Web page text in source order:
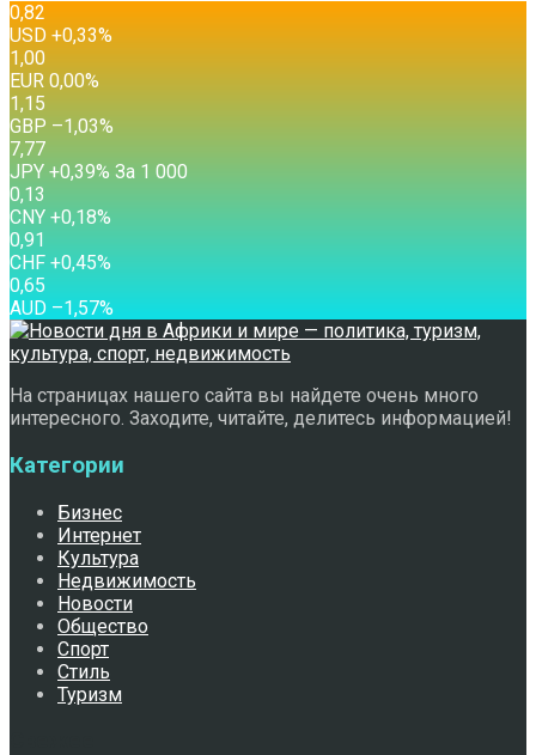
0,82
USD +0,33%
1,00
EUR 0,00%
1,15
GBP –1,03%
7,77
JPY +0,39% За 1 000
0,13
CNY +0,18%
0,91
CHF +0,45%
0,65
AUD –1,57%
На страницах нашего сайта вы найдете очень много
интересного. Заходите, читайте, делитесь информацией!
Категории
Бизнес
Интернет
Культура
Недвижимость
Новости
Общество
Спорт
Стиль
Туризм